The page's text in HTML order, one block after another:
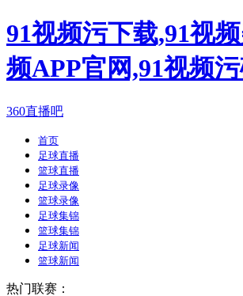
91视频污下载,91视
频APP官网,91视频
360直播吧
首页
足球直播
篮球直播
足球录像
篮球录像
足球集锦
篮球集锦
足球新闻
篮球新闻
热门联赛：